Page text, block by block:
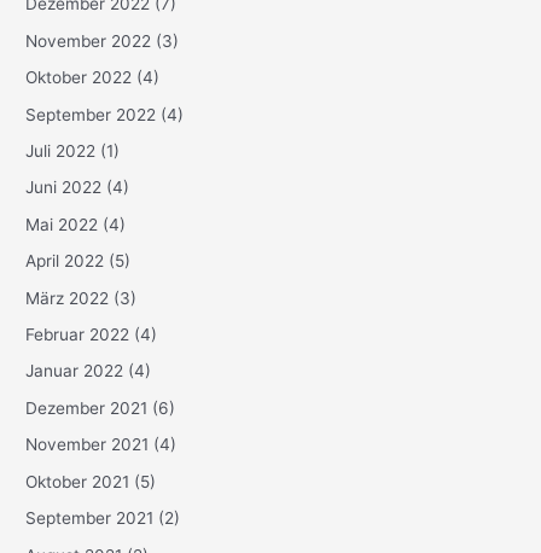
Dezember 2022 (7)
November 2022 (3)
Oktober 2022 (4)
September 2022 (4)
Juli 2022 (1)
Juni 2022 (4)
Mai 2022 (4)
April 2022 (5)
März 2022 (3)
Februar 2022 (4)
Januar 2022 (4)
Dezember 2021 (6)
November 2021 (4)
Oktober 2021 (5)
September 2021 (2)